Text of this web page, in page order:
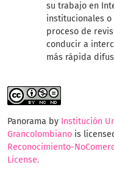
su trabajo en
institucionales
proceso de
conducir a
más rápida
Panorama by Institución
Grancolombiano is
Reconocimiento-
License.